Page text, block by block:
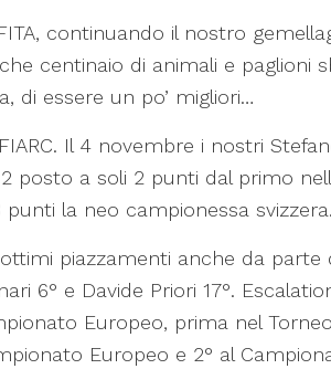
continuando il nostro
centinaio di animali e paglioni
di essere un po’ migliori…
Il 4 novembre i nostri
posto a soli 2 punti dal primo
la neo campionessa svizzera.
piazzamenti anche da parte
6° e Davide Priori 17°.
Europeo, prima nel
Europeo e 2° al